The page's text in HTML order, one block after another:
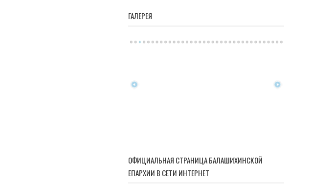
ГАЛЕРЕЯ
ОФИЦИАЛЬНАЯ СТРАНИЦА БАЛАШИХИНСКОЙ
ЕПАРХИИ В СЕТИ ИНТЕРНЕТ